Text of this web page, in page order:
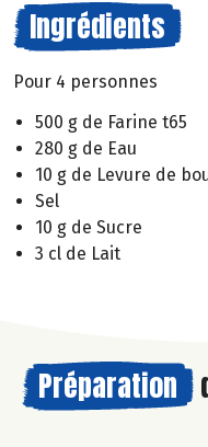
Ingrédients
Pour 4 personnes
500 g de Farine t65
280 g de Eau
10 g de Levure de
Sel
10 g de Sucre
3 cl de Lait
Préparation